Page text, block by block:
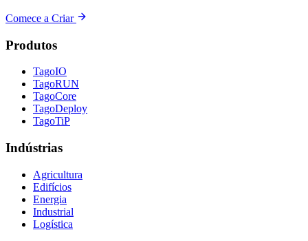
Comece a Criar
Produtos
TagoIO
TagoRUN
TagoCore
TagoDeploy
TagoTiP
Indústrias
Agricultura
Edifícios
Energia
Industrial
Logística